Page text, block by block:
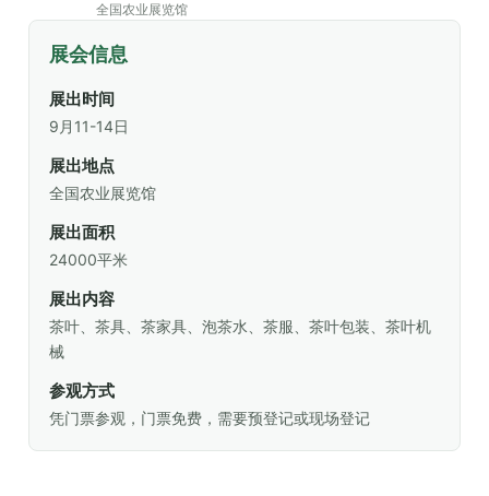
全国农业展览馆
展会信息
展出时间
9月11-14日
展出地点
全国农业展览馆
展出面积
24000平米
展出内容
茶叶、茶具、茶家具、泡茶水、茶服、茶叶包装、茶叶机
械
参观方式
凭门票参观，门票免费，需要预登记或现场登记